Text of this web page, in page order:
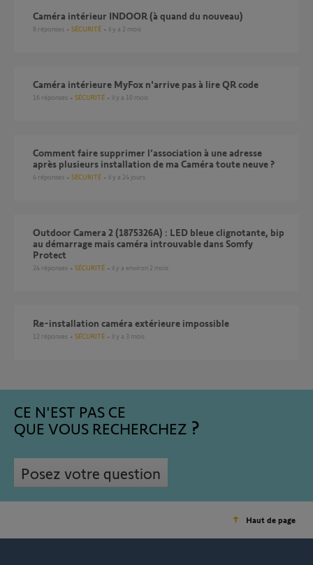
Caméra intérieur INDOOR (à quand du nouveau)
8 réponses SÉCURITÉ il y a 2 mois
Caméra intérieure MyFox n'arrive pas à lire QR code
16 réponses SÉCURITÉ il y a 10 mois
Comment faire supprimer l’association à une adresse
après plusieurs installation de ma Caméra toute neuve ?
4 réponses SÉCURITÉ il y a 24 jours
Outdoor Camera 2 (1875326A) : LED bleue clignotante, bip
au démarrage mais caméra introuvable dans Somfy
Protect
24 réponses SÉCURITÉ il y a environ 2 mois
Re-installation caméra extérieure impossible
12 réponses SÉCURITÉ il y a 3 mois
CE N'EST PAS CE
QUE VOUS RECHERCHEZ
Posez votre question
Haut de page